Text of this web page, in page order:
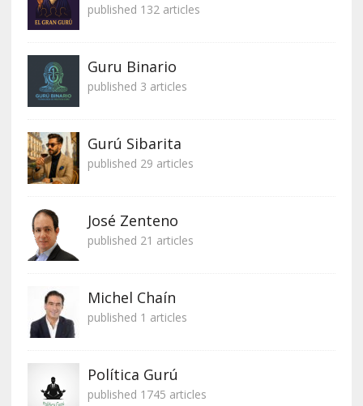
published 132 articles
Guru Binario
published 3 articles
Gurú Sibarita
published 29 articles
José Zenteno
published 21 articles
Michel Chaín
published 1 articles
Política Gurú
published 1745 articles